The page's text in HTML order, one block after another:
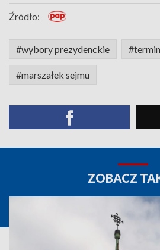
Źródło:
#wybory prezydenckie
#marszałek sejmu
ZOBACZ